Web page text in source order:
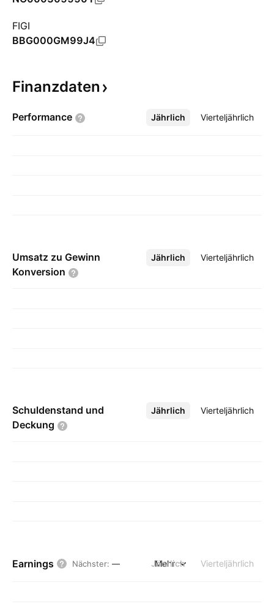
FIGI
BBG000GM99J4
Finanzdaten
Performance Jährlich Vierteljährlich
Mehr
Umsatz zu Gewinn
Konversion
Jährlich Vierteljährlich
Mehr
Schuldenstand und
Deckung
Jährlich Vierteljährlich
Mehr
Earnings Nächster: — Jährlich Vierteljährlich
Mehr